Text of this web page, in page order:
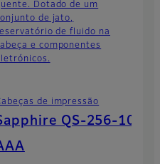
Dotado de um
de jato,
de fluido na
e componentes
de impressão
QS-256-10